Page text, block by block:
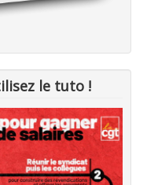
le tuto !